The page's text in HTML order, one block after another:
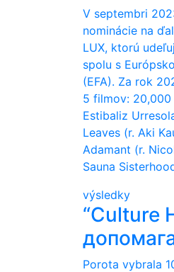
V septembri
nominácie na
LUX, ktorú
spolu s
(EFA). Za rok
5 filmov: 20,000
Estibaliz
Leaves (r. Aki
Adamant (r.
Sauna
výsledky
“Culture
Porota vybrala